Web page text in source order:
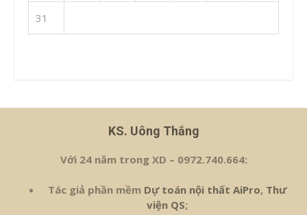
31
KS. Uông Thắng
Với 24 năm trong XD – 0972.740.664:
Tác giả phần mềm Dự toán nội thất AiPro, Thư
viện QS;